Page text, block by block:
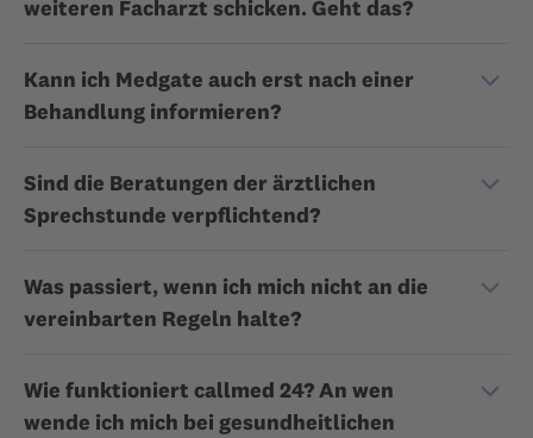
weiteren Facharzt schicken. Geht das?
Kann ich Medgate auch erst nach einer
Behandlung informieren?
Sind die Beratungen der ärztlichen
Sprechstunde verpflichtend?
Was passiert, wenn ich mich nicht an die
vereinbarten Regeln halte?
Wie funktioniert callmed 24? An wen
wende ich mich bei gesundheitlichen